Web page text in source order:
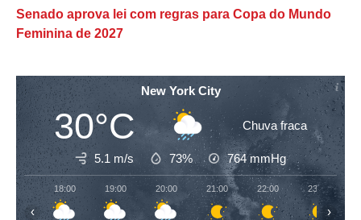
Senado aprova lei com regras para Copa do Mundo
Feminina de 2027
New York City
30°C Chuva fraca
5.1 m/s 73% 764mmHg
18:00 19:00 20:00 21:00 22:00 23:00
‹ ›